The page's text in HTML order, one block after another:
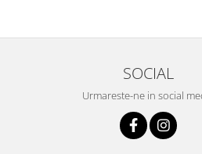
SOCIAL
Urmareste-ne in social